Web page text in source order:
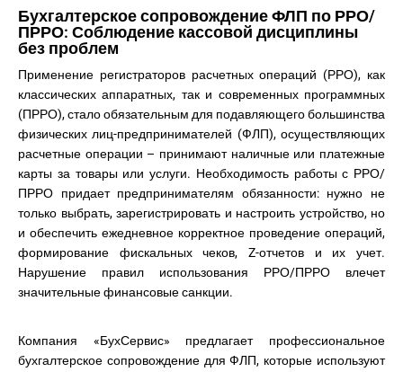
Бухгалтерское сопровождение ФЛП по РРО/
ПРРО: Соблюдение кассовой дисциплины
без проблем
Применение регистраторов расчетных операций (РРО), как
классических аппаратных, так и современных программных
(ПРРО), стало обязательным для подавляющего большинства
физических лиц-предпринимателей (ФЛП), осуществляющих
расчетные операции – принимают наличные или платежные
карты за товары или услуги. Необходимость работы с РРО/
ПРРО придает предпринимателям обязанности: нужно не
только выбрать, зарегистрировать и настроить устройство, но
и обеспечить ежедневное корректное проведение операций,
формирование фискальных чеков, Z-отчетов и их учет.
Нарушение правил использования РРО/ПРРО влечет
значительные финансовые санкции.
Компания «БухСервис» предлагает профессиональное
бухгалтерское сопровождение для ФЛП, которые используют